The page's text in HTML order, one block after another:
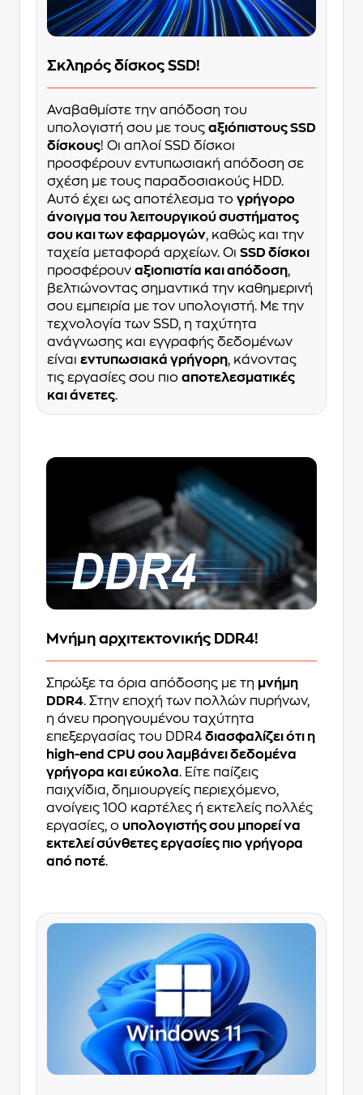
Σκληρός δίσκος SSD!
Αναβαθμίστε την απόδοση του
υπολογιστή σου με τους αξιόπιστους SSD
δίσκους! Οι απλοί SSD δίσκοι
προσφέρουν εντυπωσιακή απόδοση σε
σχέση με τους παραδοσιακούς HDD.
Αυτό έχει ως αποτέλεσμα το γρήγορο
άνοιγμα του λειτουργικού συστήματος
σου και των εφαρμογών, καθώς και την
ταχεία μεταφορά αρχείων. Οι SSD δίσκοι
προσφέρουν αξιοπιστία και απόδοση,
βελτιώνοντας σημαντικά την καθημερινή
σου εμπειρία με τον υπολογιστή. Με την
τεχνολογία των SSD, η ταχύτητα
ανάγνωσης και εγγραφής δεδομένων
είναι εντυπωσιακά γρήγορη, κάνοντας
τις εργασίες σου πιο αποτελεσματικές
και άνετες.
Μνήμη αρχιτεκτονικής DDR4!
Σπρώξε τα όρια απόδοσης με τη μνήμη
DDR4. Στην εποχή των πολλών πυρήνων,
η άνευ προηγουμένου ταχύτητα
επεξεργασίας του DDR4διασφαλίζει ότι η
high-end CPU σου λαμβάνει δεδομένα
γρήγορα και εύκολα. Είτε παίζεις
παιχνίδια, δημιουργείς περιεχόμενο,
ανοίγεις 100 καρτέλες ή εκτελείς πολλές
εργασίες, ο υπολογιστής σου μπορεί να
εκτελεί σύνθετες εργασίες πιο γρήγορα
από ποτέ.